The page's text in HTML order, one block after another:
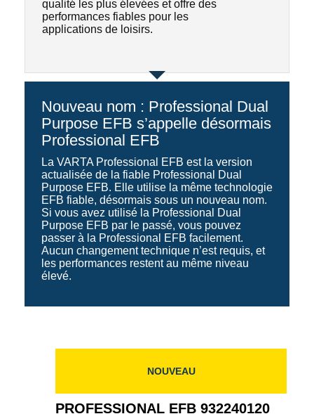
qualité les plus élevées et offre des
performances fiables pour les
applications de loisirs.
Nouveau nom : Professional Dual
Purpose EFB s’appelle désormais
Professional EFB
La VARTA Professional EFB est la version
actualisée de la fiable Professional Dual
Purpose EFB. Elle utilise la même technologie
EFB fiable, désormais sous un nouveau nom.
Si vous avez utilisé la Professional Dual
Purpose EFB par le passé, vous pouvez
passer à la Professional EFB facilement.
Aucun changement technique n’est requis, et
les performances restent au même niveau
élevé.
NOUVEAU
PROFESSIONAL EFB 932240120